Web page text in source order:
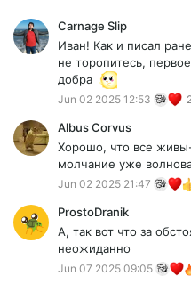
Carnage Slip
Иван! Как и писал
не торопитесь,
добра
Jun 02 2025 12:53
Albus Corvus
Хорошо, что все
молчание уже
Jun 02 2025 21:47
ProstoDranik
А, так вот что за
неожиданно
Jun 07 2025 09:05